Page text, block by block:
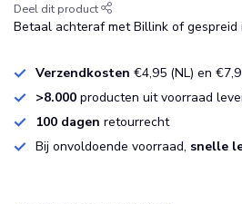
Deel dit product
Betaal achteraf met Billink of gespreid
Verzendkosten €4,95 (NL) en
>8.000 producten uit voorraad
100 dagen retourrecht
Bij onvoldoende voorraad, snelle